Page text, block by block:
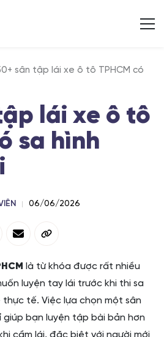
sân tập lái xe ô tô TPHCM có
lái xe ô tô
sa hình
06/06/2026
là từ khóa được rất nhiều
luyện tay lái trước khi thi sa
thực tế. Việc lựa chọn một sân
bạn luyện tập bài bản hơn